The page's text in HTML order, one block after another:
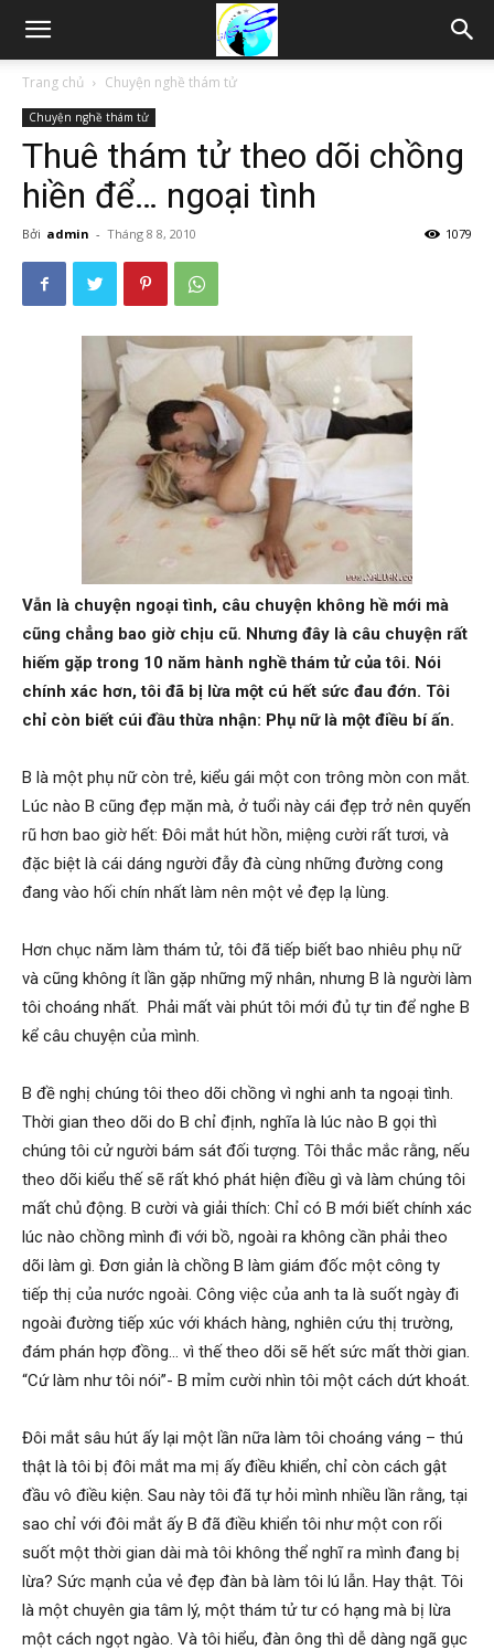
Thám
Phòng,
Phong,
Hải
phòng,
tham
giss
phong,
van
Trang chủ Chuyện nghề thám tử
Chuyện nghề thám tử
Thuê thám tử theo dõi chồng
hiền để… ngoại tình
Bởi admin - Tháng 8 8, 2010 1079
Vẫn là chuyện ngoại tình, câu chuyện không hề mới mà
cũng chẳng bao giờ chịu cũ. Nhưng đây là câu chuyện rất
hiếm gặp trong 10 năm hành nghề thám tử của tôi. Nói
chính xác hơn, tôi đã bị lừa một cú hết sức đau đớn. Tôi
chỉ còn biết cúi đầu thừa nhận: Phụ nữ là một điều bí ấn.
B là một phụ nữ còn trẻ, kiểu gái một con trông mòn con mắt.
Lúc nào B cũng đẹp mặn mà, ở tuổi này cái đẹp trở nên quyến
rũ hơn bao giờ hết: Đôi mắt hút hồn, miệng cười rất tươi, và
đặc biệt là cái dáng người đẫy đà cùng những đường cong
đang vào hối chín nhất làm nên một vẻ đẹp lạ lùng.
Hơn chục năm làm thám tử, tôi đã tiếp biết bao nhiêu phụ nữ
và cũng không ít lần gặp những mỹ nhân, nhưng B là người làm
tôi choáng nhất. Phải mất vài phút tôi mới đủ tự tin để nghe B
kể câu chuyện của mình.
B đề nghị chúng tôi theo dõi chồng vì nghi anh ta ngoại tình.
Thời gian theo dõi do B chỉ định, nghĩa là lúc nào B gọi thì
chúng tôi cử người bám sát đối tượng. Tôi thắc mắc rằng, nếu
theo dõi kiểu thế sẽ rất khó phát hiện điều gì và làm chúng tôi
mất chủ động. B cười và giải thích: Chỉ có B mới biết chính xác
lúc nào chồng mình đi với bồ, ngoài ra không cần phải theo
dõi làm gì. Đơn giản là chồng B làm giám đốc một công ty
tiếp thị của nước ngoài. Công việc của anh ta là suốt ngày đi
ngoài đường tiếp xúc với khách hàng, nghiên cứu thị trường,
đám phán hợp đồng… vì thế theo dõi sẽ hết sức mất thời gian.
“Cứ làm như tôi nói”- B mỉm cười nhìn tôi một cách dứt khoát.
Đôi mắt sâu hút ấy lại một lần nữa làm tôi choáng váng – thú
thật là tôi bị đôi mắt ma mị ấy điều khiển, chỉ còn cách gật
đầu vô điều kiện. Sau này tôi đã tự hỏi mình nhiều lần rằng, tại
sao chỉ với đôi mắt ấy B đã điều khiển tôi như một con rối
suốt một thời gian dài mà tôi không thể nghĩ ra mình đang bị
lừa? Sức mạnh của vẻ đẹp đàn bà làm tôi lú lẫn. Hay thật. Tôi
là một chuyên gia tâm lý, một thám tử tư có hạng mà bị lừa
một cách ngọt ngào. Và tôi hiểu, đàn ông thì dễ dàng ngã gục